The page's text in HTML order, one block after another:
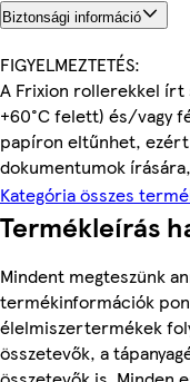
Biztonsági információ
FIGYELMEZTETÉS:
A Frixion rollerekkel írt
+60°C felett) és/vagy
papíron eltűnhet,
dokumentumok
Kategória összes
Termékleírás
Mindent megteszünk
termékinformációk
élelmiszertermékek
összetevők, a